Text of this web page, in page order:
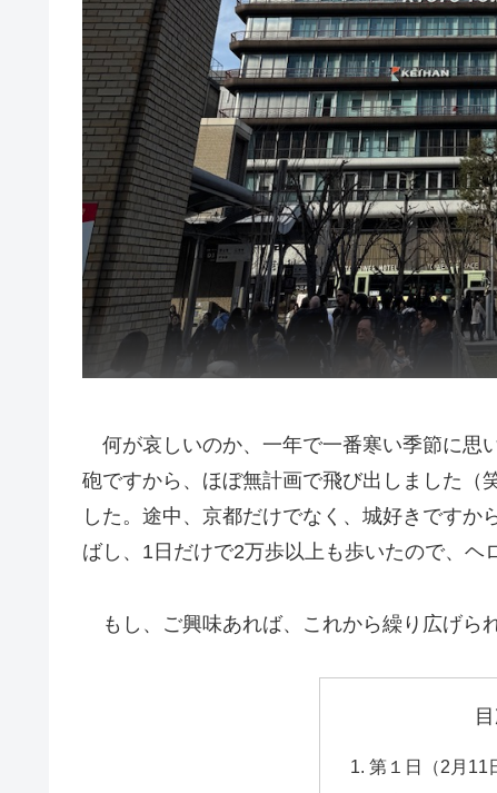
何が哀しいのか、一年で一番寒い季節に思
砲ですから、ほぼ無計画で飛び出しました（
した。途中、京都だけでなく、城好きです
ばし、1日だけで2万歩以上も歩いたので、ヘ
もし、ご興味あれば、これから繰り広げら
第１日（2月11